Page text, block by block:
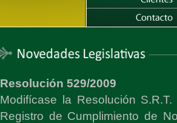
Resolución 529/2009
Modifícase la Resolución
Registro de Cumplimiento de